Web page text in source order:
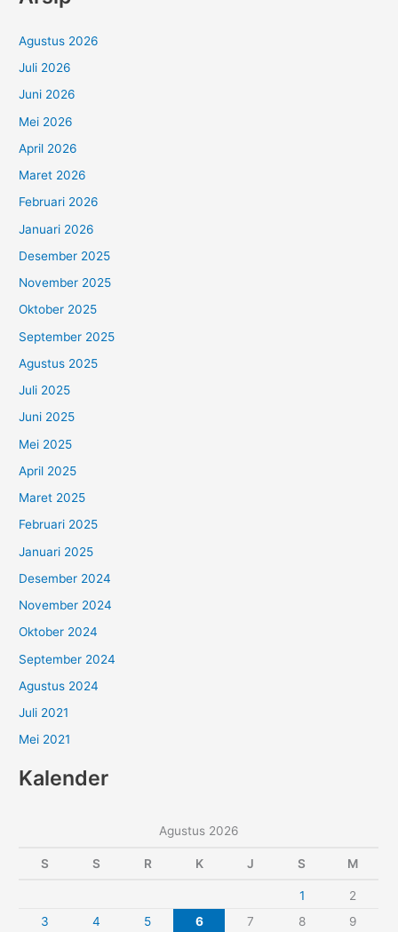
Agustus 2026
Juli 2026
Juni 2026
Mei 2026
April 2026
Maret 2026
Februari 2026
Januari 2026
Desember 2025
November 2025
Oktober 2025
September 2025
Agustus 2025
Juli 2025
Juni 2025
Mei 2025
April 2025
Maret 2025
Februari 2025
Januari 2025
Desember 2024
November 2024
Oktober 2024
September 2024
Agustus 2024
Juli 2021
Mei 2021
Kalender
Agustus 2026
S S R K J S M
1
2
3
4 5 6 7 8 9